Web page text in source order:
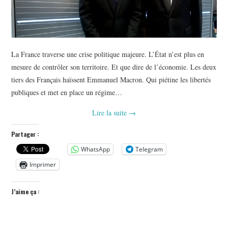
La France traverse une crise politique majeure. L’État n’est plus en
mesure de contrôler son territoire. Et que dire de l’économie. Les deux
tiers des Français haïssent Emmanuel Macron. Qui piétine les libertés
publiques et met en place un régime…
Lire la suite →
Partager :
WhatsApp
Telegram
Imprimer
J’aime ça :